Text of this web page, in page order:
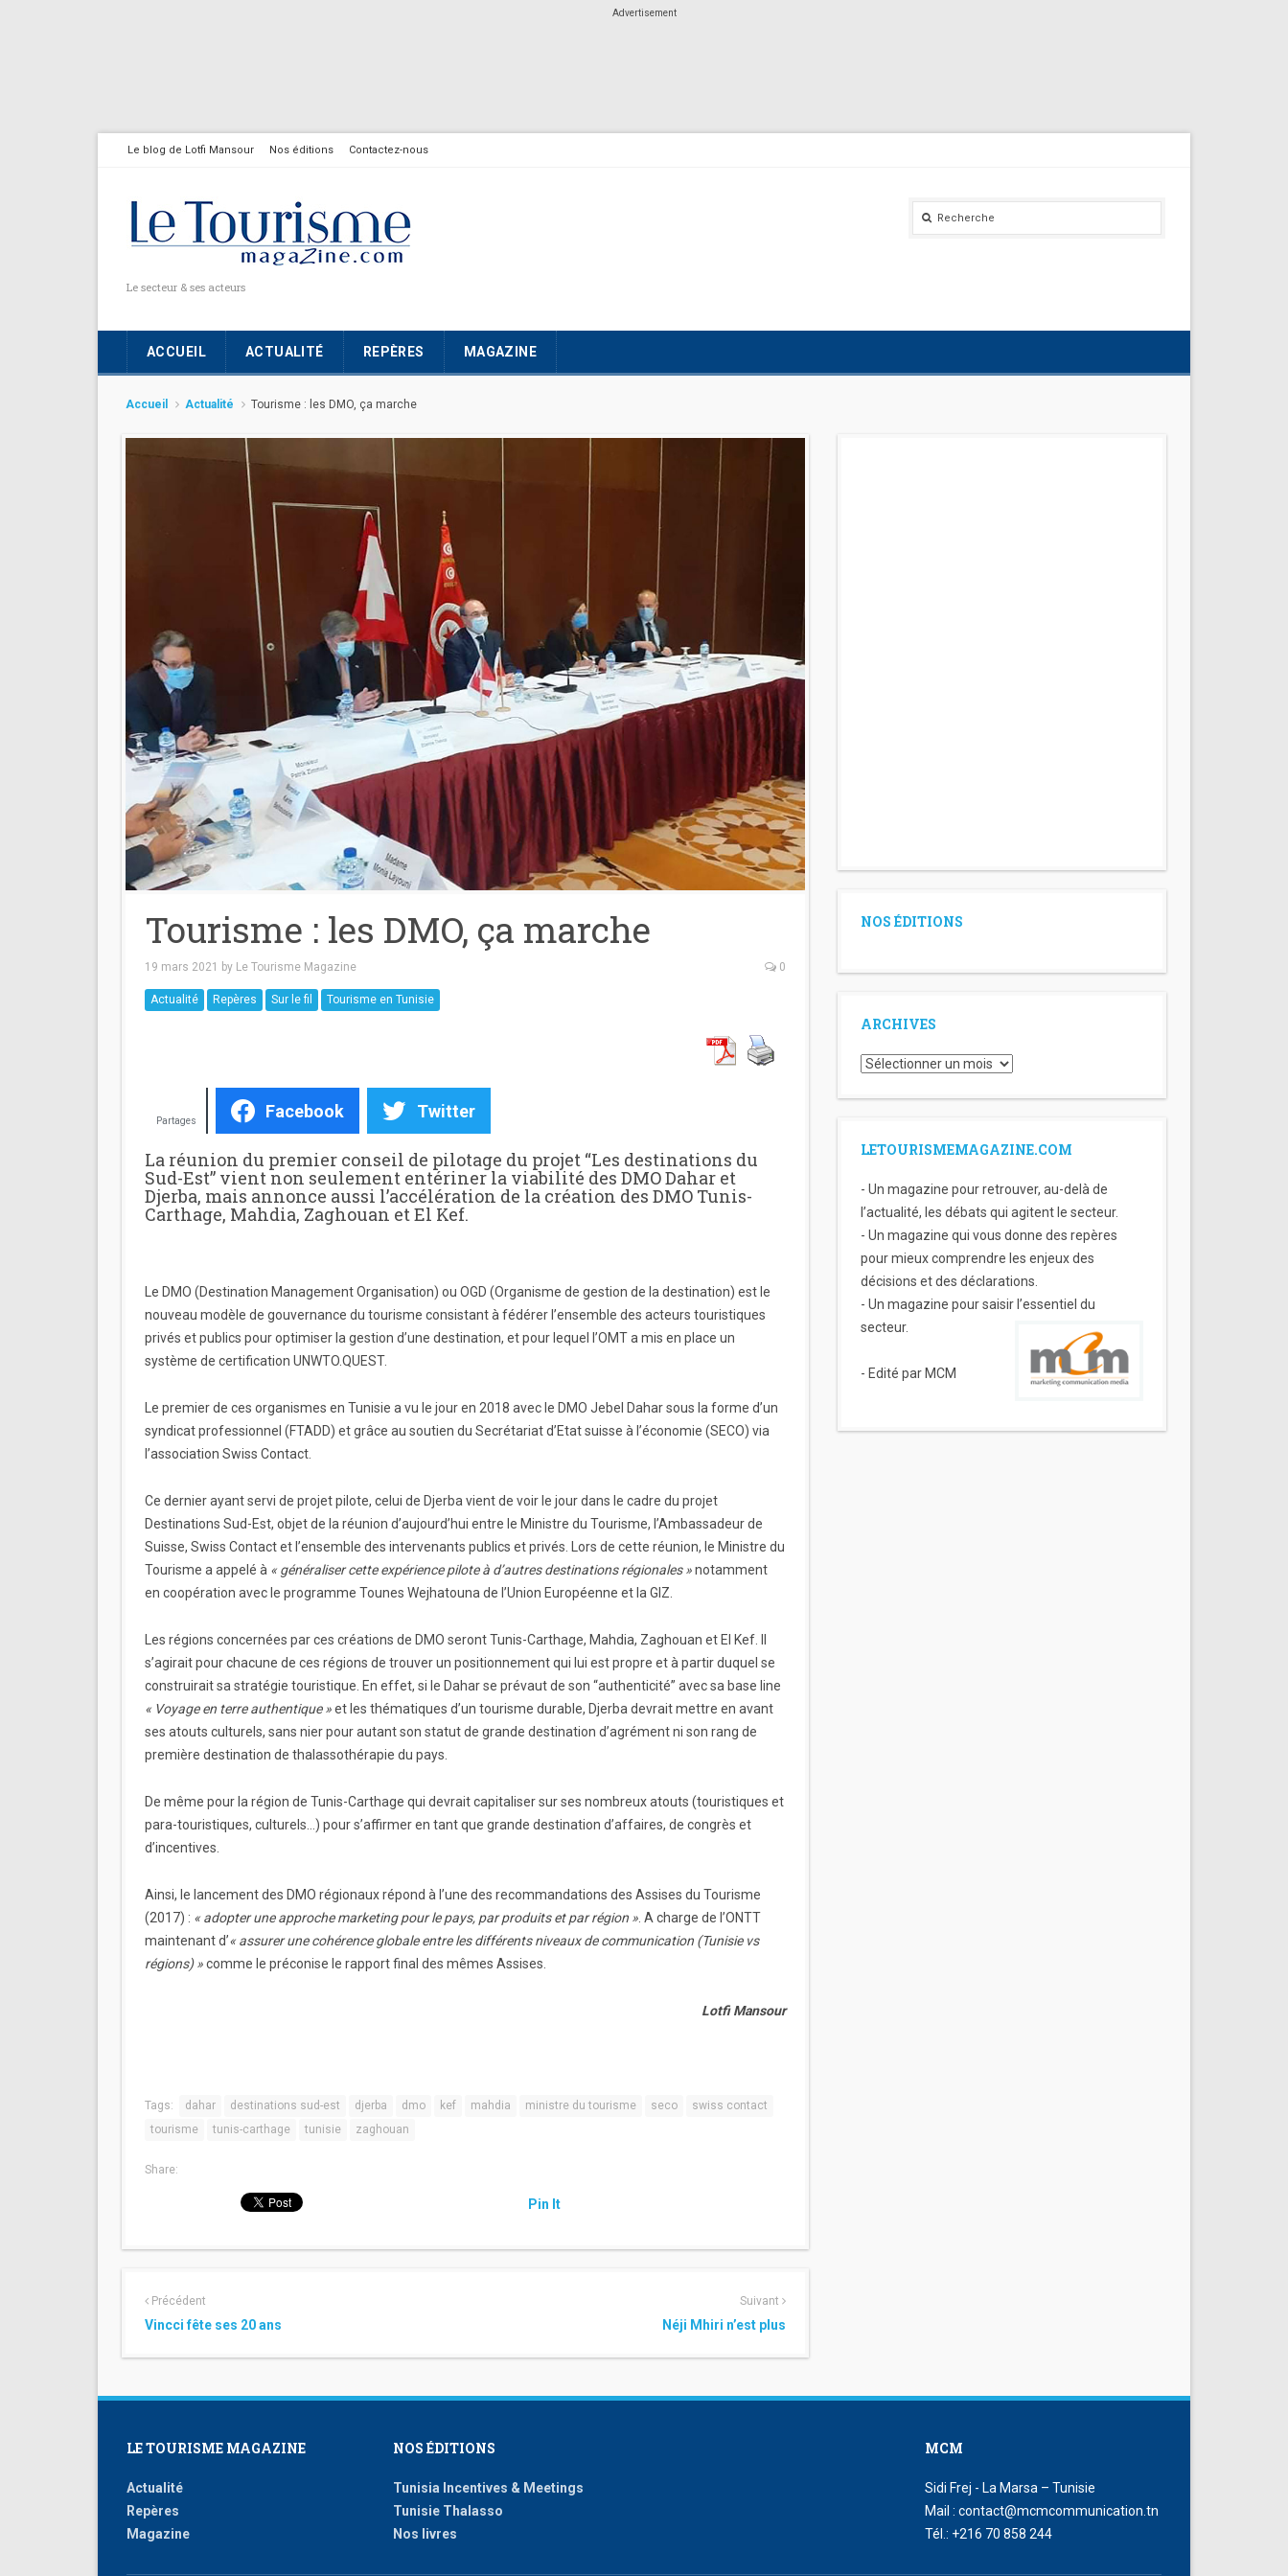
Advertisement
Le blog de Lotfi Mansour Nos éditions Contactez-nous
Le secteur & ses acteurs
ACCUEIL ACTUALITÉ REPÈRES MAGAZINE
Accueil Actualité Tourisme : les DMO, ça marche
Tourisme : les DMO, ça marche
19 mars 2021 by Le Tourisme Magazine 0
Actualité Repères Sur le fil Tourisme en Tunisie
Facebook Twitter
Partages
La réunion du premier conseil de pilotage du projet “Les destinations du
Sud-Est” vient non seulement entériner la viabilité des DMO Dahar et
Djerba, mais annonce aussi l’accélération de la création des DMO Tunis-
Carthage, Mahdia, Zaghouan et El Kef.
Le DMO (Destination Management Organisation) ou OGD (Organisme de gestion de la destination) est le
nouveau modèle de gouvernance du tourisme consistant à fédérer l’ensemble des acteurs touristiques
privés et publics pour optimiser la gestion d’une destination, et pour lequel l’OMT a mis en place un
système de certification UNWTO.QUEST.
Le premier de ces organismes en Tunisie a vu le jour en 2018 avec le DMO Jebel Dahar sous la forme d’un
syndicat professionnel (FTADD) et grâce au soutien du Secrétariat d’Etat suisse à l’économie (SECO) via
l’association Swiss Contact.
Ce dernier ayant servi de projet pilote, celui de Djerba vient de voir le jour dans le cadre du projet
Destinations Sud-Est, objet de la réunion d’aujourd’hui entre le Ministre du Tourisme, l’Ambassadeur de
Suisse, Swiss Contact et l’ensemble des intervenants publics et privés. Lors de cette réunion, le Ministre du
Tourisme a appelé à « généraliser cette expérience pilote à d’autres destinations régionales »notamment
en coopération avec le programme Tounes Wejhatouna de l’Union Européenne et la GIZ.
Les régions concernées par ces créations de DMO seront Tunis-Carthage, Mahdia, Zaghouan et El Kef. Il
s’agirait pour chacune de ces régions de trouver un positionnement qui lui est propre et à partir duquel se
construirait sa stratégie touristique. En effet, si le Dahar se prévaut de son “authenticité” avec sa base line
« Voyage en terre authentique »et les thématiques d’un tourisme durable, Djerba devrait mettre en avant
ses atouts culturels, sans nier pour autant son statut de grande destination d’agrément ni son rang de
première destination de thalassothérapie du pays.
De même pour la région de Tunis-Carthage qui devrait capitaliser sur ses nombreux atouts (touristiques et
para-touristiques, culturels…) pour s’affirmer en tant que grande destination d’affaires, de congrès et
d’incentives.
Ainsi, le lancement des DMO régionaux répond à l’une des recommandations des Assises du Tourisme
(2017) : « adopter une approche marketing pour le pays, par produits et par région ». A charge de l’ONTT
maintenant d’« assurer une cohérence globale entre les différents niveaux de communication (Tunisie vs
régions) »comme le préconise le rapport final des mêmes Assises.
Lotfi Mansour
Tags: dahar destinations sud-est djerba dmo kef mahdia ministre du tourisme seco
swiss contact
tourisme
tunis-carthage tunisie zaghouan
Share:
Pin It
Précédent
Vincci fête ses 20 ans
Suivant
Néji Mhiri n’est plus
NOS ÉDITIONS
ARCHIVES
Archives
LETOURISMEMAGAZINE.COM
- Un magazine pour retrouver, au-delà de
l’actualité, les débats qui agitent le secteur.
- Un magazine qui vous donne des repères
pour mieux comprendre les enjeux des
décisions et des déclarations.
- Un magazine pour saisir l’essentiel du
secteur.
- Edité par MCM
LE TOURISME MAGAZINE
Actualité
Repères
Magazine
NOS ÉDITIONS
Tunisia Incentives & Meetings
Tunisie Thalasso
Nos livres
MCM
Sidi Frej - La Marsa – Tunisie
Mail : contact@mcmcommunication.tn
Tél.: +216 70 858 244